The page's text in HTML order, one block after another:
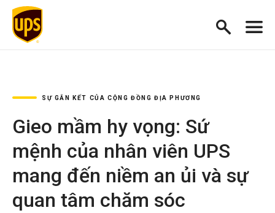
SỰ GẮN KẾT CỦA CỘNG ĐỒNG ĐỊA PHƯƠNG
Gieo mầm hy vọng: Sứ
mệnh của nhân viên UPS
mang đến niềm an ủi và sự
quan tâm chăm sóc